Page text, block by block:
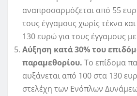
αναπροσαρμόζεται από 55
τους έγγαμους χωρίς τέκνα
130 ευρώ για τους έγγαμους
Αύξηση κατά 30% του
παραμεθορίου. Το επίδομα
αυξάνεται από 100 στα 130
στελέχη των Ενόπλων